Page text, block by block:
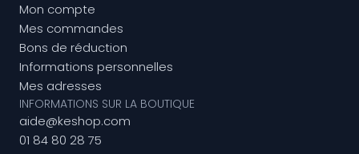
Mon compte
Mes commandes
Bons de réduction
Informations personnelles
Mes adresses
INFORMATIONS SUR LA BOUTIQUE
aide@keshop.com
01 84 80 28 75